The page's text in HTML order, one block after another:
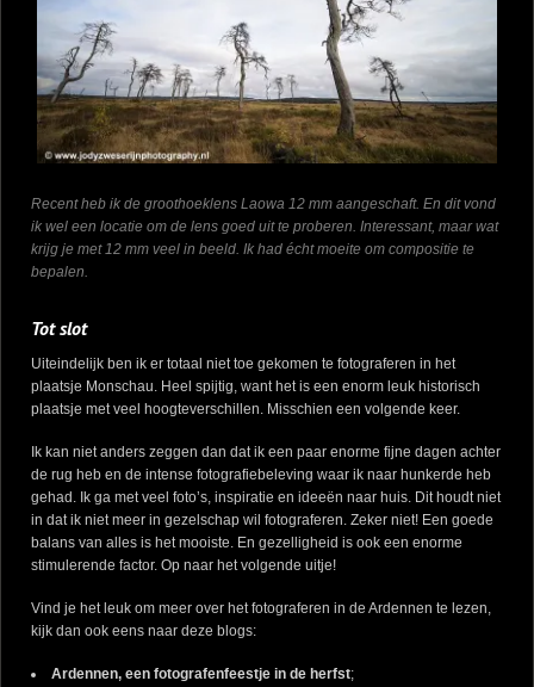
Recent heb ik de groothoeklens Laowa 12 mm aangeschaft. En dit vond
ik wel een locatie om de lens goed uit te proberen. Interessant, maar wat
krijg je met 12 mm veel in beeld. Ik had écht moeite om compositie te
bepalen.
Tot slot
Uiteindelijk ben ik er totaal niet toe gekomen te fotograferen in het
plaatsje Monschau. Heel spijtig, want het is een enorm leuk historisch
plaatsje met veel hoogteverschillen. Misschien een volgende keer.
Ik kan niet anders zeggen dan dat ik een paar enorme fijne dagen achter
de rug heb en de intense fotografiebeleving waar ik naar hunkerde heb
gehad. Ik ga met veel foto’s, inspiratie en ideeën naar huis. Dit houdt niet
in dat ik niet meer in gezelschap wil fotograferen. Zeker niet! Een goede
balans van alles is het mooiste. En gezelligheid is ook een enorme
stimulerende factor. Op naar het volgende uitje!
Vind je het leuk om meer over het fotograferen in de Ardennen te lezen,
kijk dan ook eens naar deze blogs:
Ardennen, een fotografenfeestje in de herfst;